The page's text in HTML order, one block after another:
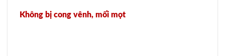
Không bị cong vênh, mối mọt